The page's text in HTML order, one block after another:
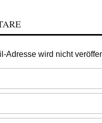
Adresse wird nicht